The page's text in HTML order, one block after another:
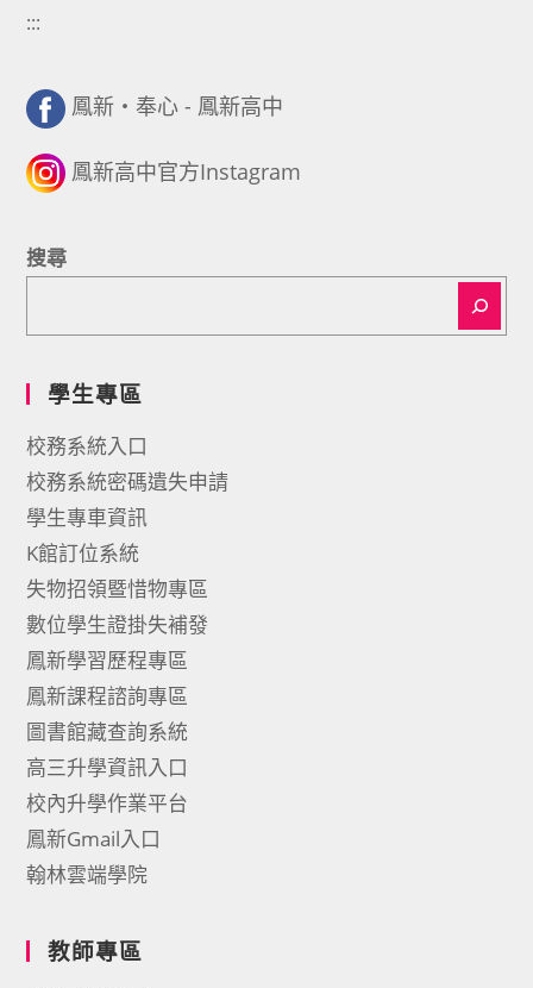
:::
鳳新・奉心 - 鳳新高中
鳳新高中官方Instagram
搜尋
學生專區
校務系統入口
校務系統密碼遺失申請
學生專車資訊
K館訂位系統
失物招領暨惜物專區
數位學生證掛失補發
鳳新學習歷程專區
鳳新課程諮詢專區
圖書館藏查詢系統
高三升學資訊入口
校內升學作業平台
鳳新Gmail入口
翰林雲端學院
教師專區